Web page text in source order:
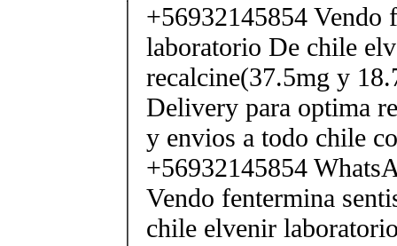
+56932145854 Vendo
laboratorio De chile
recalcine(37.5mg y
Delivery para optima
y envios a todo chile
+56932145854
Vendo fentermina
chile elvenir